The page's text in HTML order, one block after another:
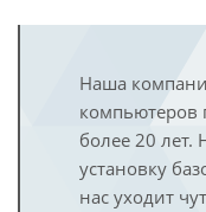
Наша
компьютеров
более 20 лет.
установку
нас уходит